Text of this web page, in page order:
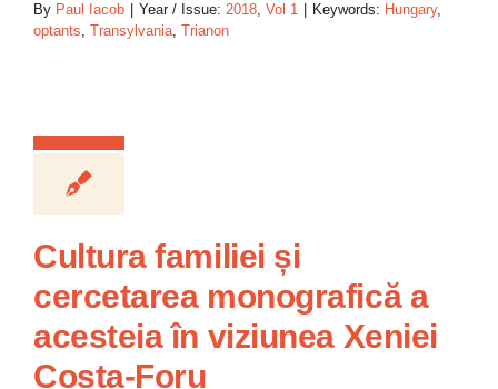
By Paul Iacob Year / Issue: 2018, Vol 1 Keywords: Hungary,
optants, Transylvania, Trianon
Cultura familiei și
cercetarea monografică a
acesteia în viziunea Xeniei
Costa-Foru